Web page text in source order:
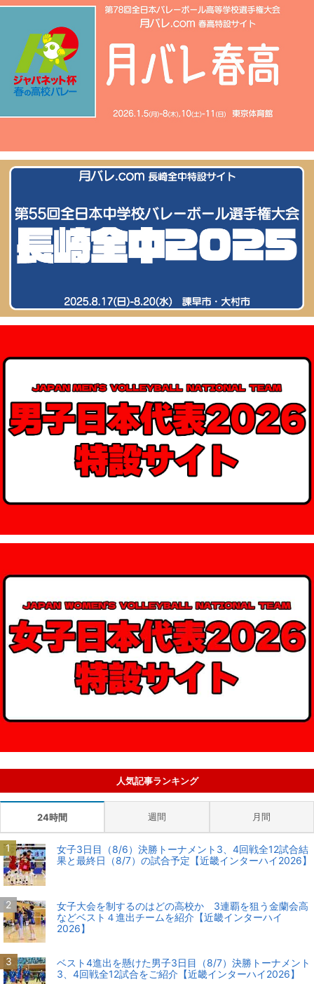
人気記事ランキング
24時間 週間 月間
女子3日目（8/6）決勝トーナメント3、4回戦全12試合結
果と最終日（8/7）の試合予定【近畿インターハイ2026】
女子大会を制するのはどの高校か 3連覇を狙う金蘭会高
などベスト４進出チームを紹介【近畿インターハイ
2026】
ベスト4進出を懸けた男子3日目（8/7）決勝トーナメント
3、4回戦全12試合をご紹介【近畿インターハイ2026】